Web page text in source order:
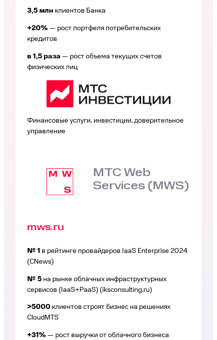
3,5 млн клиентов Банка
+20% — рост портфеля потребительских
кредитов
в 1,5 раза — рост объема текущих счетов
физических лиц
Финансовые услуги, инвестиции, доверительное
управление
МТС Web
Services (MWS)
mws.ru
№ 1 в рейтинге провайдеров IaaS Enterprise 2024
(CNews)
№ 5 на рынке облачных инфраструктурных
сервисов (IaaS+PaaS) (iksconsulting.ru)
>5000 клиентов строят бизнес на решениях
CloudMTS
+31% — рост выручки от облачного бизнеса